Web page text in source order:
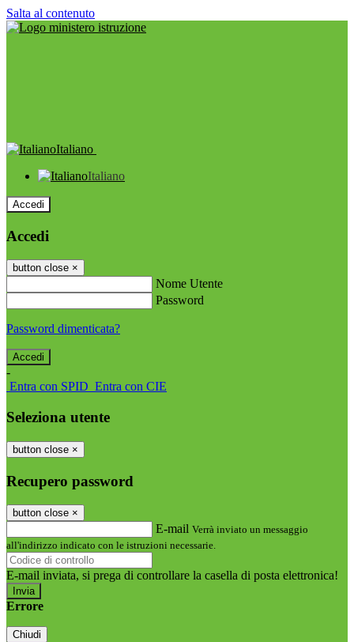
Salta al contenuto
Italiano
Italiano
Accedi
Accedi
button close ×
Nome Utente
Password
Password dimenticata?
-
Entra con SPID Entra con CIE
Seleziona utente
button close ×
Recupero password
button close ×
E-mail Verrà inviato un messaggio
all'indirizzo indicato con le istruzioni necessarie.
E-mail inviata, si prega di controllare la casella di posta elettronica!
Errore
Chiudi